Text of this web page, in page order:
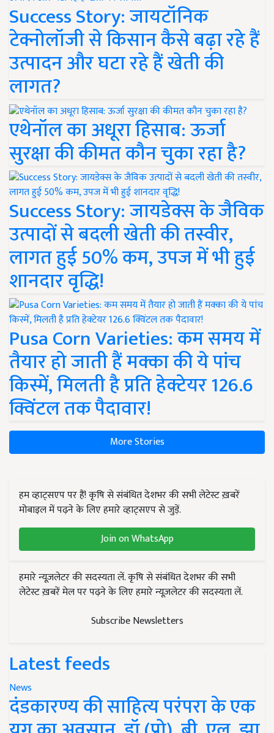
Success Story: जायटॉनिक
टेक्नोलॉजी से किसान कैसे बढ़ा रहे हैं
उत्पादन और घटा रहे हैं खेती की
लागत?
एथेनॉल का अधूरा हिसाब: ऊर्जा
सुरक्षा की कीमत कौन चुका रहा है?
Success Story: जायडेक्स के जैविक
उत्पादों से बदली खेती की तस्वीर,
लागत हुई 50% कम, उपज में भी हुई
शानदार वृद्धि!
Pusa Corn Varieties: कम समय में
तैयार हो जाती हैं मक्का की ये पांच
किस्में, मिलती है प्रति हेक्टेयर 126.6
क्विंटल तक पैदावार!
More Stories
हम व्हाट्सएप पर हैं! कृषि से संबंधित देशभर की सभी लेटेस्ट ख़बरें
मोबाइल में पढ़ने के लिए हमारे व्हाट्सएप से जुड़ें.
Join on WhatsApp
हमारे न्यूज़लेटर की सदस्यता लें. कृषि से संबंधित देशभर की सभी
लेटेस्ट ख़बरें मेल पर पढ़ने के लिए हमारे न्यूज़लेटर की सदस्यता लें.
Subscribe Newsletters
Latest feeds
News
दंडकारण्य की साहित्य परंपरा के एक